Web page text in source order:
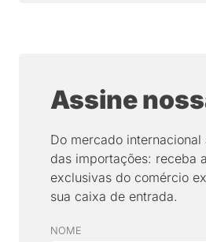
Assine
Do mercado internacional
das importações: receba
exclusivas do comércio
sua caixa de entrada.
NOME